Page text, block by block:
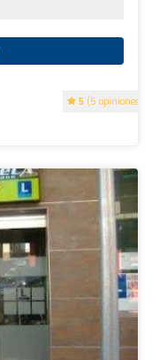
5 (5 opiniones)